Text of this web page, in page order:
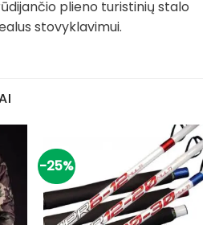
plieno turistinių stalo
stovyklavimui.
-25%